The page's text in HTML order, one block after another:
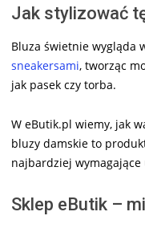
Jak stylizować
Bluza świetnie wygląda
sneakersami, tworząc
jak pasek czy torba.
W eButik.pl wiemy, jak
bluzy damskie to
najbardziej wymagające
Sklep eButik –